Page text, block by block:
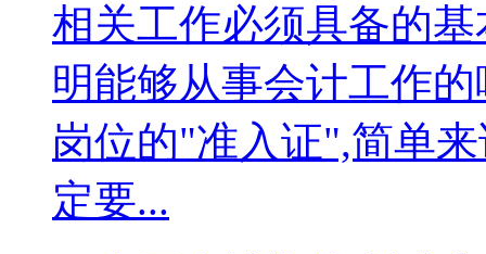
相关工作必须具备的
明能够从事会计工作
岗位的"准入证",简单
定要...